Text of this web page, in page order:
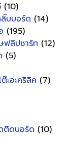
(10)
บบอร์ด (14)
(195)
ฟลิปชาร์ท (12)
(5)
ะอะคริลิค (7)
ติดบอร์ด (10)